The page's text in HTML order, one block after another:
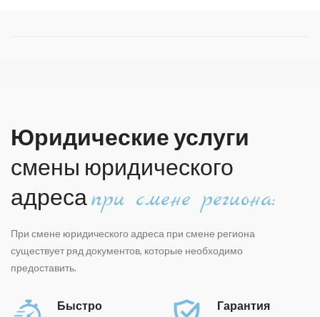
Юридические услуги
смены юридического
адресапри смене региона:
При смене юридического адреса при смене региона
существует ряд документов, которые необходимо
предоставить.
Быстро Гарантия